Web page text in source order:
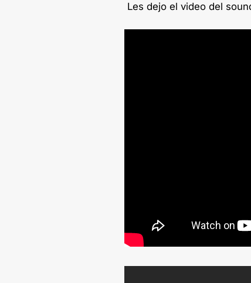
Les dejo el video del